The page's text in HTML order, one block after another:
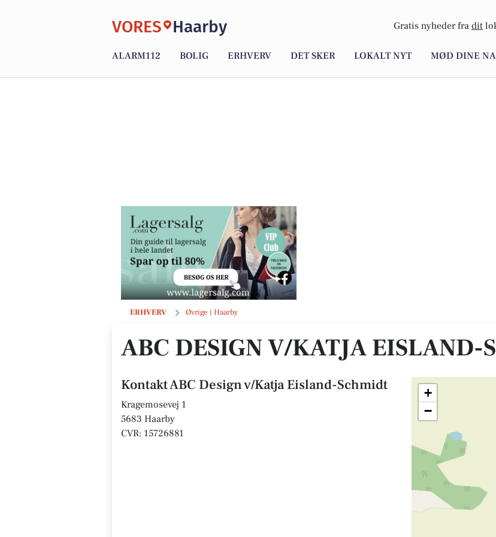
VORES Haarby Gratis nyheder fra dit
ALARM112 BOLIG ERHVERV DET SKER LOKALT NYT MØD DINE
ERHVERV Øvrige i Haarby
ABC Design v/Katja Eisland-Schmidt
ABC DESIGN V/KATJA EISLAND-
Kontakt ABC Design v/Katja Eisland-Schmidt
Kragemosevej 1
5683 Haarby
CVR: 15726881
+
−